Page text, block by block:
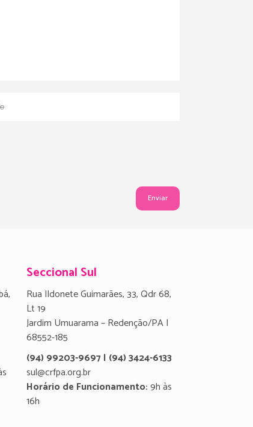
Seccional Sul
Rua Ildonete Guimarães, 33, Qdr 68,
Lt 19
Jardim Umuarama – Redenção/PA |
68552-185
(94) 99203-9697 | (94) 3424-6133
sul@crfpa.org.br
Horário de Funcionamento:9h às
16h